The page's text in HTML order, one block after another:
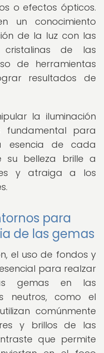
o efectos ópticos.
un conocimiento
de la luz con las
cristalinas de las
de herramientas
resultados de
la iluminación
para
esencia de cada
su belleza brille a
y atraiga a los
para
de las gemas
el uso de fondos y
para realzar
gemas en las
neutros, como el
comúnmente
y brillos de las
que permite